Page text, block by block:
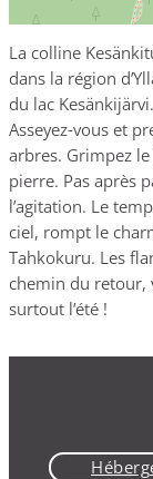
La colline
dans la région
du lac
Asseyez-vous et
arbres. Grimpez
pierre. Pas après
l’agitation. Le
ciel, rompt le
Tahkokuru. Les
chemin du retour,
surtout l’été !